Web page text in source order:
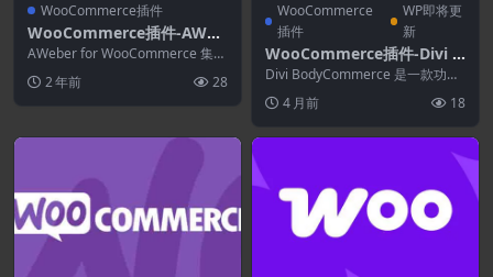
WooCommerce插件
WooCommerce插件-AWeb
er for WooCommerce 4.0.
2
AWeber for WooCommerce 集
讯、...2 年前 28
WooCommerce
插件
WP即将更
新
WooCommerce插件-Divi B
odyCommerce 8.6.6
Divi BodyCommerce 是一款功能
i... 4 月前 18